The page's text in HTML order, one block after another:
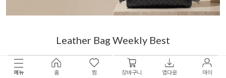
Leather Bag Weekly Best
메뉴 홈 찜 장바구니 앱다운 마이